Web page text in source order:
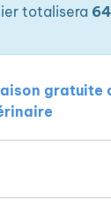
totalisera
gratuite